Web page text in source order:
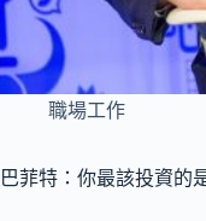
職場工作
巴菲特：你最該投資的